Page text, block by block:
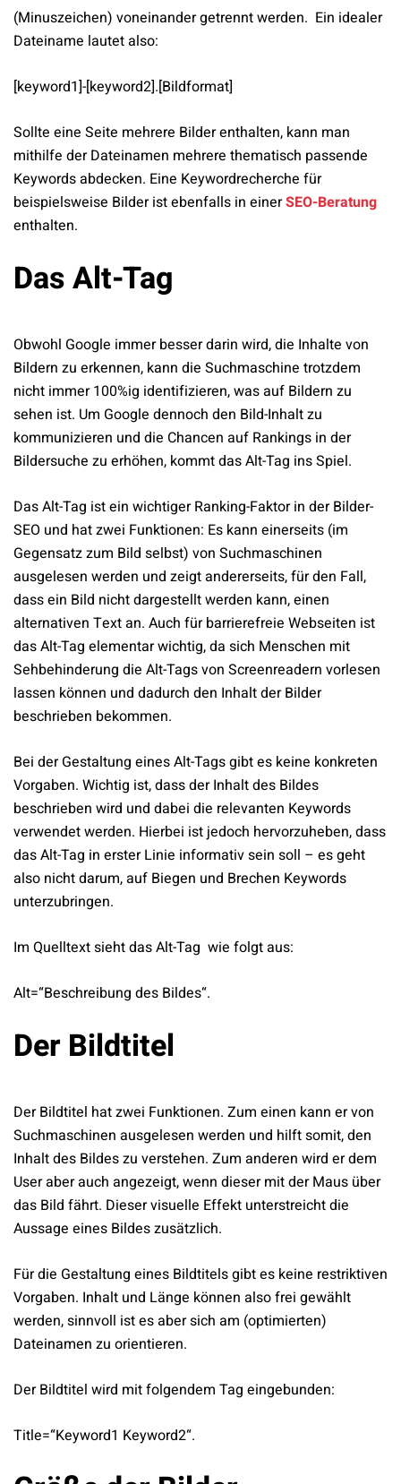
(Minuszeichen) voneinander getrennt werden. Ein idealer
Dateiname lautet also:
[keyword1]-[keyword2].[Bildformat]
Sollte eine Seite mehrere Bilder enthalten, kann man
mithilfe der Dateinamen mehrere thematisch passende
Keywords abdecken. Eine Keywordrecherche für
beispielsweise Bilder ist ebenfalls in einerSEO-Beratung
enthalten.
Das Alt-Tag
Obwohl Google immer besser darin wird, die Inhalte von
Bildern zu erkennen, kann die Suchmaschine trotzdem
nicht immer 100%ig identifizieren, was auf Bildern zu
sehen ist. Um Google dennoch den Bild-Inhalt zu
kommunizieren und die Chancen auf Rankings in der
Bildersuche zu erhöhen, kommt das Alt-Tag ins Spiel.
Das Alt-Tag ist ein wichtiger Ranking-Faktor in der Bilder-
SEO und hat zwei Funktionen: Es kann einerseits (im
Gegensatz zum Bild selbst) von Suchmaschinen
ausgelesen werden und zeigt andererseits, für den Fall,
dass ein Bild nicht dargestellt werden kann, einen
alternativen Text an. Auch für barrierefreie Webseiten ist
das Alt-Tag elementar wichtig, da sich Menschen mit
Sehbehinderung die Alt-Tags von Screenreadern vorlesen
lassen können und dadurch den Inhalt der Bilder
beschrieben bekommen.
Bei der Gestaltung eines Alt-Tags gibt es keine konkreten
Vorgaben. Wichtig ist, dass der Inhalt des Bildes
beschrieben wird und dabei die relevanten Keywords
verwendet werden. Hierbei ist jedoch hervorzuheben, dass
das Alt-Tag in erster Linie informativ sein soll – es geht
also nicht darum, auf Biegen und Brechen Keywords
unterzubringen.
Im Quelltext sieht das Alt-Tag wie folgt aus:
Alt=“Beschreibung des Bildes“.
Der Bildtitel
Der Bildtitel hat zwei Funktionen. Zum einen kann er von
Suchmaschinen ausgelesen werden und hilft somit, den
Inhalt des Bildes zu verstehen. Zum anderen wird er dem
User aber auch angezeigt, wenn dieser mit der Maus über
das Bild fährt. Dieser visuelle Effekt unterstreicht die
Aussage eines Bildes zusätzlich.
Für die Gestaltung eines Bildtitels gibt es keine restriktiven
Vorgaben. Inhalt und Länge können also frei gewählt
werden, sinnvoll ist es aber sich am (optimierten)
Dateinamen zu orientieren.
Der Bildtitel wird mit folgendem Tag eingebunden:
Title=“Keyword1 Keyword2“.